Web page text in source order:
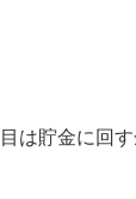
は貯金に回